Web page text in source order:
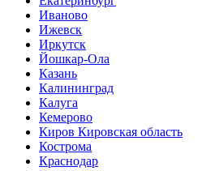
Иваново
Ижевск
Иркутск
Йошкар-Ола
Казань
Калининград
Калуга
Кемерово
Киров Кировская область
Кострома
Краснодар